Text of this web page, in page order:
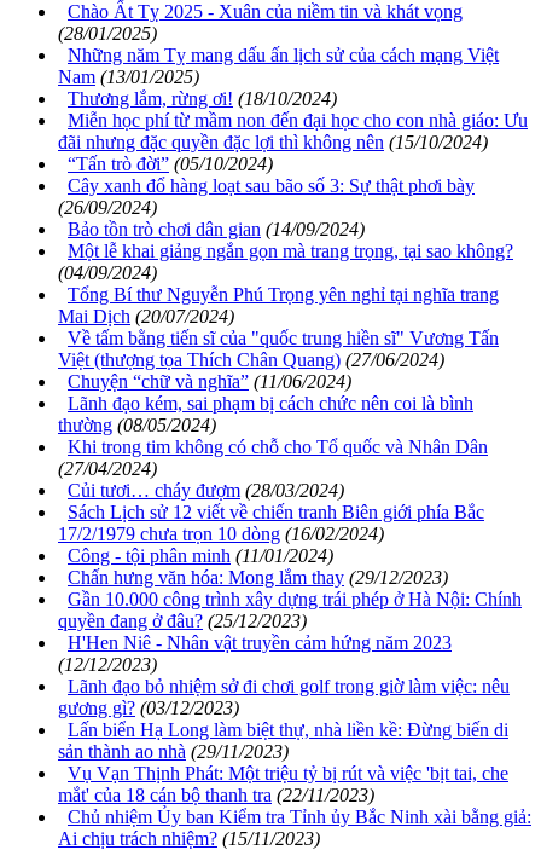
Chào Ất Tỵ 2025 - Xuân của niềm tin và khát vọng
(28/01/2025)
Những năm Tỵ mang dấu ấn lịch sử của cách mạng Việt
Nam (13/01/2025)
Thương lắm, rừng ơi! (18/10/2024)
Miễn học phí từ mầm non đến đại học cho con nhà giáo: Ưu
đãi nhưng đặc quyền đặc lợi thì không nên (15/10/2024)
“Tấn trò đời” (05/10/2024)
Cây xanh đổ hàng loạt sau bão số 3: Sự thật phơi bày
(26/09/2024)
Bảo tồn trò chơi dân gian (14/09/2024)
Một lễ khai giảng ngắn gọn mà trang trọng, tại sao không?
(04/09/2024)
Tổng Bí thư Nguyễn Phú Trọng yên nghỉ tại nghĩa trang
Mai Dịch (20/07/2024)
Về tấm bằng tiến sĩ của "quốc trung hiền sĩ" Vương Tấn
Việt (thượng tọa Thích Chân Quang) (27/06/2024)
Chuyện “chữ và nghĩa” (11/06/2024)
Lãnh đạo kém, sai phạm bị cách chức nên coi là bình
thường (08/05/2024)
Khi trong tim không có chỗ cho Tổ quốc và Nhân Dân
(27/04/2024)
Củi tươi… cháy đượm (28/03/2024)
Sách Lịch sử 12 viết về chiến tranh Biên giới phía Bắc
17/2/1979 chưa trọn 10 dòng (16/02/2024)
Công - tội phân minh (11/01/2024)
Chấn hưng văn hóa: Mong lắm thay (29/12/2023)
Gần 10.000 công trình xây dựng trái phép ở Hà Nội: Chính
quyền đang ở đâu? (25/12/2023)
H'Hen Niê - Nhân vật truyền cảm hứng năm 2023
(12/12/2023)
Lãnh đạo bỏ nhiệm sở đi chơi golf trong giờ làm việc: nêu
gương gì? (03/12/2023)
Lấn biển Hạ Long làm biệt thự, nhà liền kề: Đừng biến di
sản thành ao nhà (29/11/2023)
Vụ Vạn Thịnh Phát: Một triệu tỷ bị rút và việc 'bịt tai, che
mắt' của 18 cán bộ thanh tra (22/11/2023)
Chủ nhiệm Ủy ban Kiểm tra Tỉnh ủy Bắc Ninh xài bằng giả:
Ai chịu trách nhiệm? (15/11/2023)